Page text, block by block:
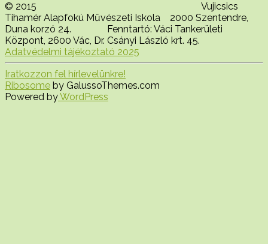
© 2015 Vujicsics
Tihamér Alapfokú Művészeti Iskola 2000 Szentendre,
Duna korzó 24. Fenntartó: Váci Tankerületi
Központ, 2600 Vác, Dr. Csányi László krt. 45.
Adatvédelmi tájékoztató 2025
Iratkozzon fel hírlevelünkre!
Ribosome by GalussoThemes.com
Powered byWordPress